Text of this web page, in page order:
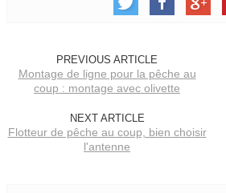
PREVIOUS ARTICLE
Montage de ligne pour la pêche au
coup : montage avec olivette
NEXT ARTICLE
Flotteur de pêche au coup, bien choisir
l'antenne